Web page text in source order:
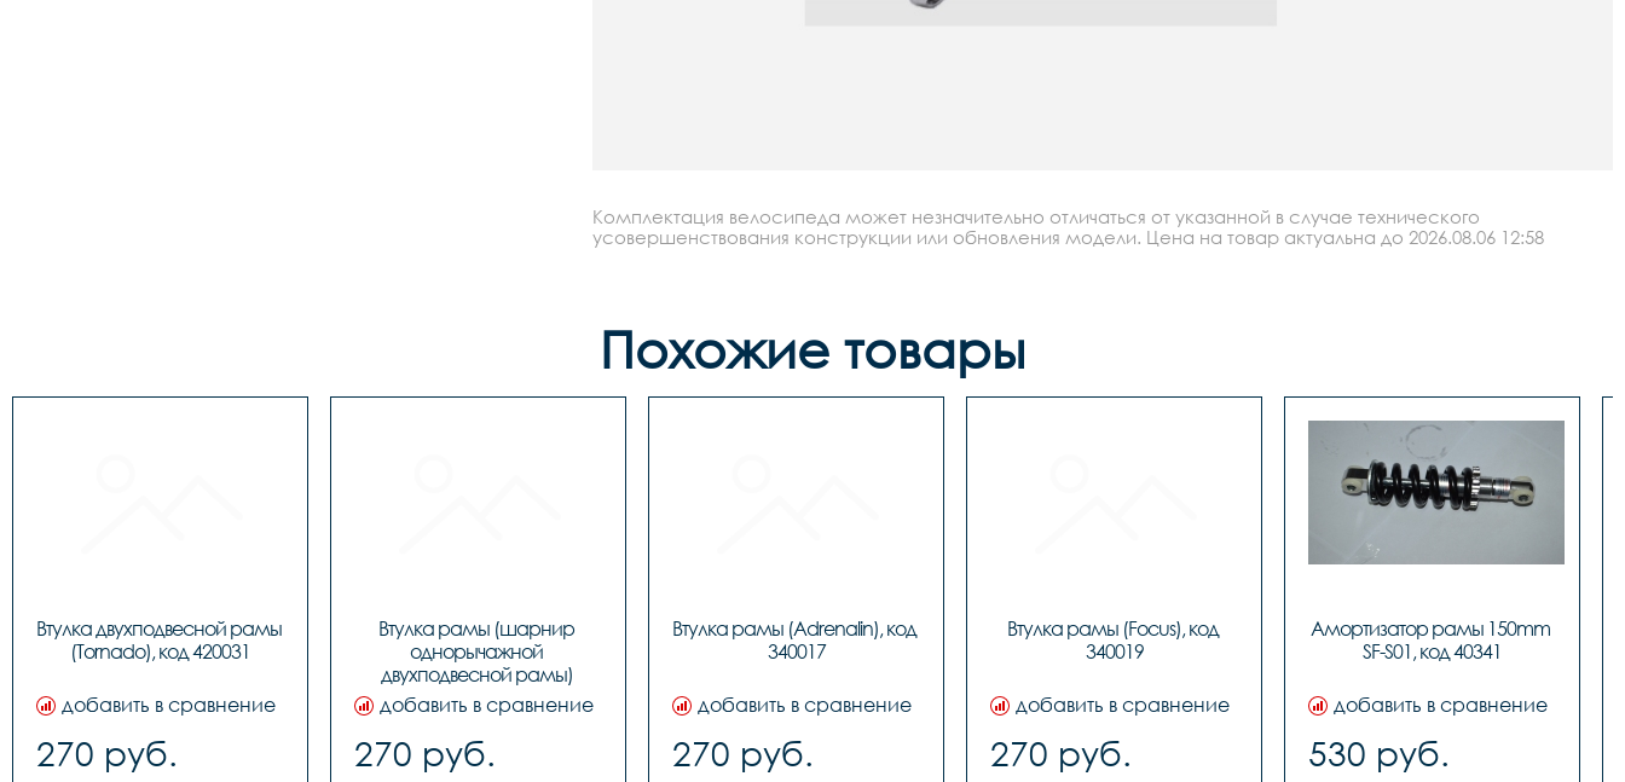
Комплектация велосипеда может незначительно отличаться от указанной в случае технического
усовершенствования конструкции или обновления модели. Цена на товар актуальна до 2026.08.06 12:58
Похожие товары
Втулка двухподвесной рамы
(Tornado), код 420031
добавить в сравнение
270 руб.
Втулка рамы (шарнир
однорычажной
двухподвесной рамы)
LU048286, код 130145
добавить в сравнение
270 руб.
Втулка рамы (Adrenalin), код
340017
добавить в сравнение
270 руб.
Втулка рамы (Focus), код
340019
добавить в сравнение
270 руб.
Амортизатор рамы 150mm
SF-S01, код 40341
добавить в сравнение
530 руб.